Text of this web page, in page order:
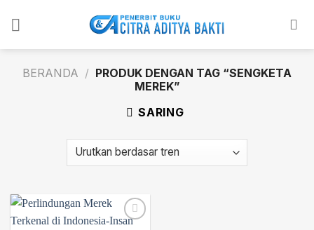
BERANDA / PRODUK DENGAN TAG “SENGKETA
MEREK”
SARING